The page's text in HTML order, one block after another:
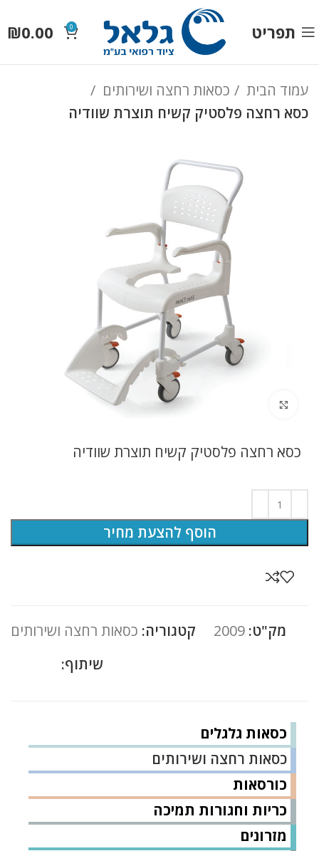
תפריט 0
₪0.00
עמוד הבית
כסאות רחצה ושירותים
כסא רחצה פלסטיק קשיח תוצרת שוודיה
כסאות גלגלים
כסאות רחצה ושירותים
כורסאות
כריות וחגורות תמיכה
מזרונים
כסא רחצה פלסטיק קשיח תוצרת שוודיה
הוסף להצעת מחיר
מק"ט: 2009 קטגוריה: כסאות רחצה ושירותים
שיתוף: